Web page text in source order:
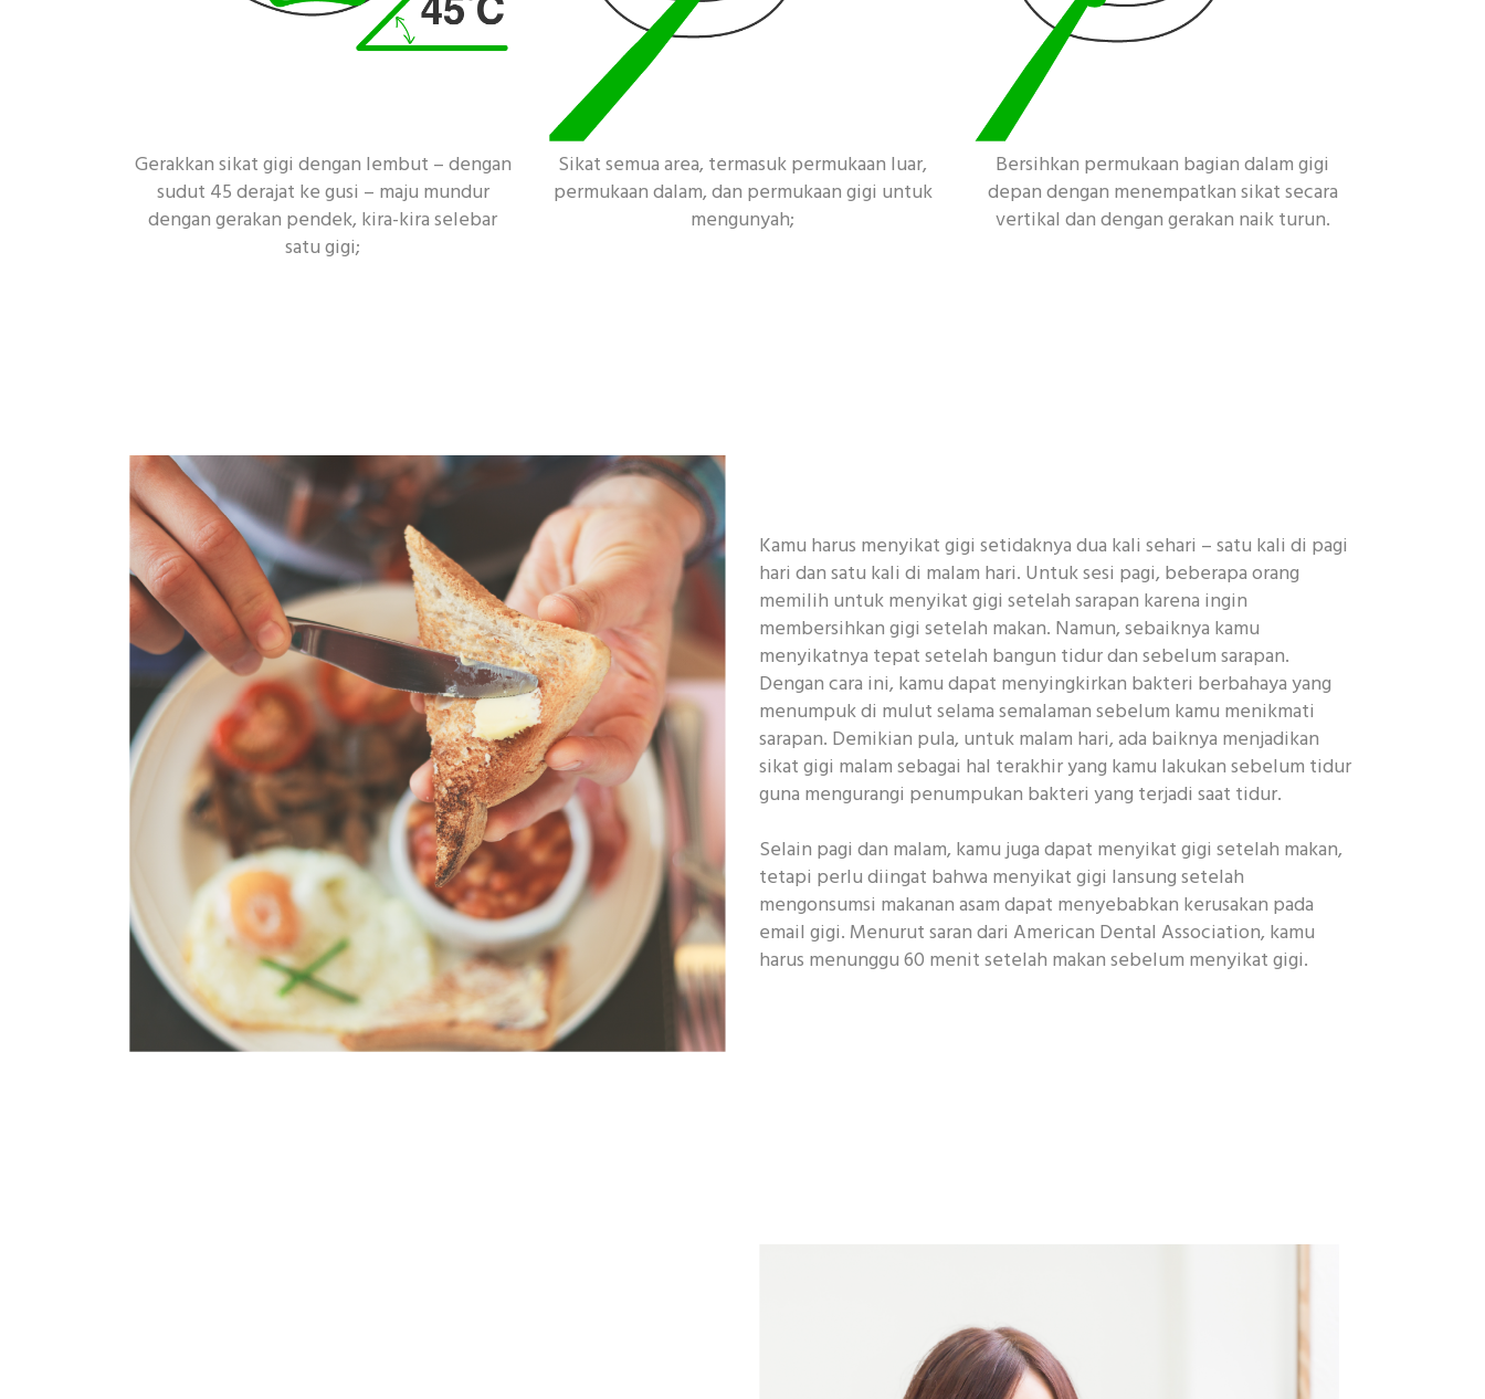
Gerakkan sikat gigi dengan lembut – dengan
sudut 45 derajat ke gusi – maju mundur
dengan gerakan pendek, kira-kira selebar
satu gigi;
Sikat semua area, termasuk permukaan luar,
permukaan dalam, dan permukaan gigi untuk
mengunyah;
Bersihkan permukaan bagian dalam gigi
depan dengan menempatkan sikat secara
vertikal dan dengan gerakan naik turun.
Kamu harus menyikat gigi setidaknya dua kali sehari – satu kali di pagi
hari dan satu kali di malam hari. Untuk sesi pagi, beberapa orang
memilih untuk menyikat gigi setelah sarapan karena ingin
membersihkan gigi setelah makan. Namun, sebaiknya kamu
menyikatnya tepat setelah bangun tidur dan sebelum sarapan.
Dengan cara ini, kamu dapat menyingkirkan bakteri berbahaya yang
menumpuk di mulut selama semalaman sebelum kamu menikmati
sarapan. Demikian pula, untuk malam hari, ada baiknya menjadikan
sikat gigi malam sebagai hal terakhir yang kamu lakukan sebelum tidur
guna mengurangi penumpukan bakteri yang terjadi saat tidur.
Selain pagi dan malam, kamu juga dapat menyikat gigi setelah makan,
tetapi perlu diingat bahwa menyikat gigi lansung setelah
mengonsumsi makanan asam dapat menyebabkan kerusakan pada
email gigi. Menurut saran dari American Dental Association, kamu
harus menunggu 60 menit setelah makan sebelum menyikat gigi.